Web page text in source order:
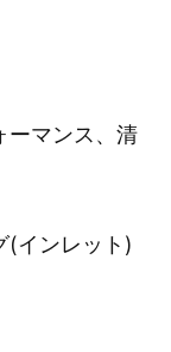
ーマンス、清
(インレット)